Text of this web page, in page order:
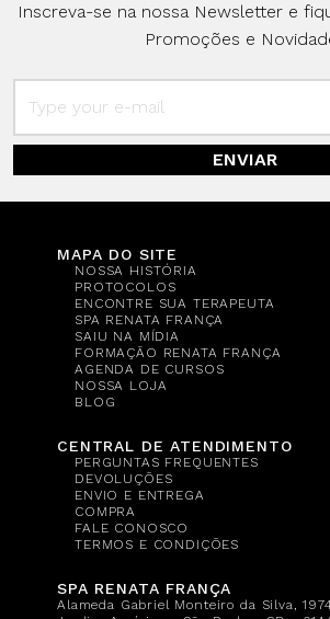
Inscreva-se na nossa Newsletter e
Promoções e
ENVIAR
MAPA DO SITE
NOSSA HISTÓRIA
PROTOCOLOS
ENCONTRE SUA TERAPEUTA
SPA RENATA FRANÇA
SAIU NA MÍDIA
FORMAÇÃO RENATA FRANÇA
AGENDA DE CURSOS
NOSSA LOJA
BLOG
CENTRAL DE ATENDIMENTO
PERGUNTAS FREQUENTES
DEVOLUÇÕES
ENVIO E ENTREGA
COMPRA
FALE CONOSCO
TERMOS E CONDIÇÕES
SPA RENATA FRANÇA
Alameda Gabriel Monteiro da Silva,